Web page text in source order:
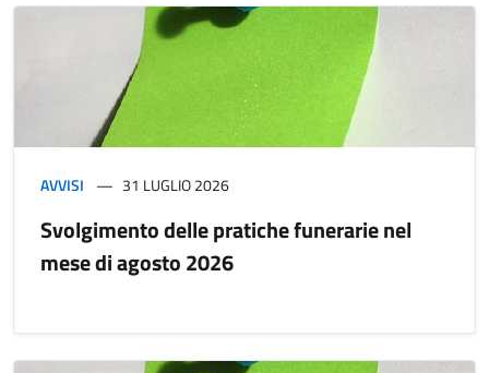
AVVISI 31 LUGLIO 2026
Svolgimento delle pratiche funerarie nel
mese di agosto 2026